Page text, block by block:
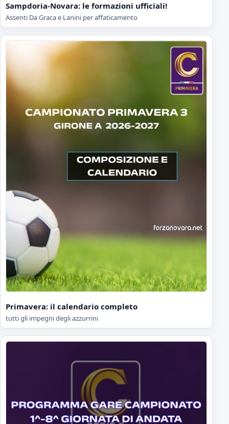
Sampdoria-Novara: le formazioni ufficiali!
Assenti Da Graca e Lanini per affaticamento
Primavera: il calendario completo
tutti gli impegni degli azzurrini